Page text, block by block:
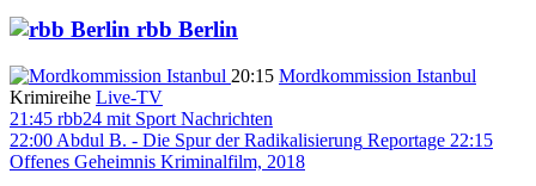
rbb Berlin
20:15 Mordkommission Istanbul
Krimireihe Live-TV
21:45 rbb24 mit Sport Nachrichten
22:00 Abdul B. - Die Spur der Radikalisierung Reportage 22:15
Offenes Geheimnis Kriminalfilm, 2018